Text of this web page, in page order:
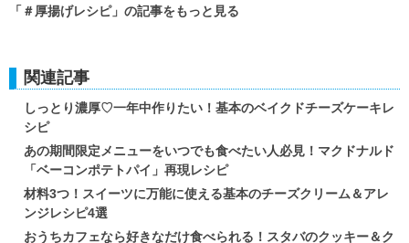
「＃厚揚げレシピ」の記事をもっと見る
関連記事
しっとり濃厚♡一年中作りたい！基本のベイクドチーズケーキレ
シピ
あの期間限定メニューをいつでも食べたい人必見！マクドナルド
「ベーコンポテトパイ」再現レシピ
材料3つ！スイーツに万能に使える基本のチーズクリーム＆アレ
ンジレシピ4選
おうちカフェなら好きなだけ食べられる！スタバのクッキー＆ク